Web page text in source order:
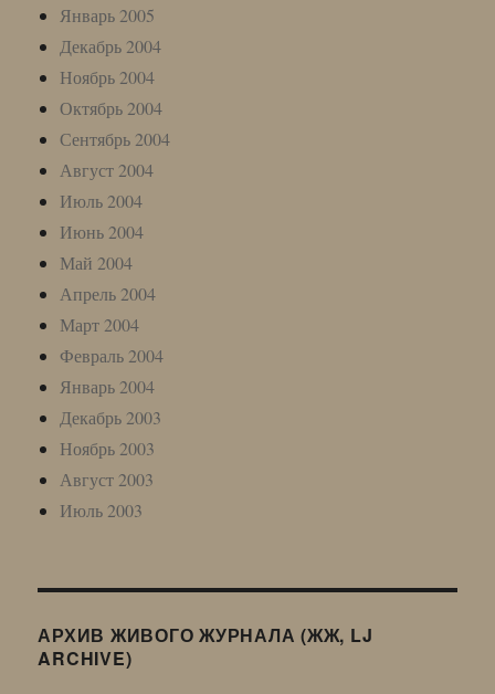
Январь 2005
Декабрь 2004
Ноябрь 2004
Октябрь 2004
Сентябрь 2004
Август 2004
Июль 2004
Июнь 2004
Май 2004
Апрель 2004
Март 2004
Февраль 2004
Январь 2004
Декабрь 2003
Ноябрь 2003
Август 2003
Июль 2003
АРХИВ ЖИВОГО ЖУРНАЛА (ЖЖ, LJ
ARCHIVE)